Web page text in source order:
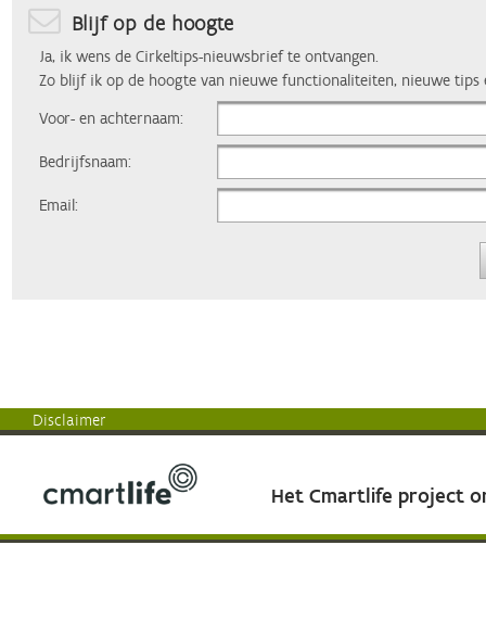
Blijf op de hoogte
Ja, ik wens de Cirkeltips-nieuwsbrief te ontvangen.
Zo blijf ik op de hoogte van nieuwe functionaliteiten, nieuwe tips
Voor- en achternaam:
Bedrijfsnaam:
Email:
Disclaimer
Het Cmartlife project